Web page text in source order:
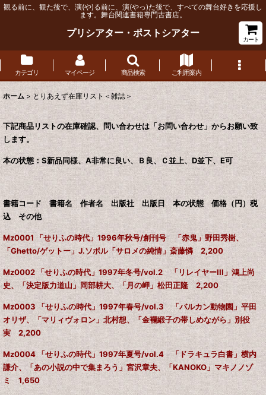
観る前に、観た後で、演(や)る前に、演(やっ)た後で、すべての舞台好きを応援し
ます。舞台関連書籍専門古書店。
プリシアター・ポストシアター
カート
カテゴリ マイページ 商品検索 ご利用案内
ホーム > とりあえず在庫リスト＜雑誌＞
下記商品リストの在庫確認、問い合わせは「お問い合わせ」からお願い致
します。
本の状態：S新品同様、A非常に良い、Ｂ良、Ｃ並上、D並下、E可
書籍コード 書籍名 作者名 出版社 出版日 本の状態 価格（円）税
込 その他
Mz0001 「せりふの時代」1996年秋号/創刊号 「赤鬼」野田秀樹、
「Ghetto/ゲットー」J.ソボル「サロメの純情」斎藤憐 2,200
Mz0002 「せりふの時代」1997年冬号/vol.2 「リレイヤーIII」鴻上尚
史、「決定版力道山」岡部耕大、「月の岬」松田正隆 2,200
Mz0003 「せりふの時代」1997年春号/vol.3 「バルカン動物園」平田
オリザ、「マリィヴォロン」北村想、「金襴緞子の帯しめながら」別役
実 2,200
Mz0004 「せりふの時代」1997年夏号/vol.4 「ドラキュラ白書」横内
謙介、「あの小説の中で集まろう」宮沢章夫、「KANOKO」マキノノゾ
ミ 1,650